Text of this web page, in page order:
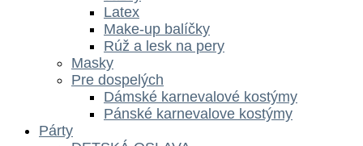
Latex
Make-up balíčky
Rúž a lesk na pery
Masky
Pre dospelých
Dámské karnevalové kostýmy
Pánské karnevalove kostýmy
Párty